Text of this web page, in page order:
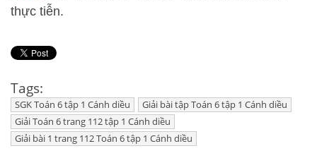
thực tiễn.
Tags:
SGK Toán 6 tập 1 Cánh diều
Giải bài tập Toán 6 tập 1 Cánh diều
Giải Toán 6 trang 112 tập 1 Cánh diều
Giải bài 1 trang 112 Toán 6 tập 1 Cánh diều